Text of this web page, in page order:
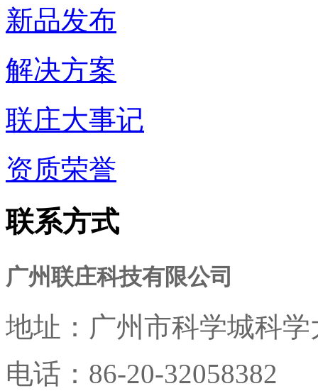
新品发布
解决方案
联庄大事记
资质荣誉
联系方式
广州联庄科技有限公司
地址： 广州市科学城科
电话： 86-20-32058382